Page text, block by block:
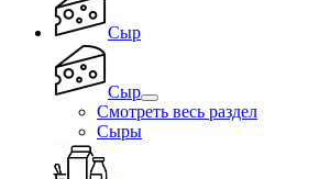
Сыр
Сыр
Смотреть весь раздел
Сыры